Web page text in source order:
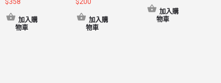
加入購
物車
加入購
物車
加入購
物車